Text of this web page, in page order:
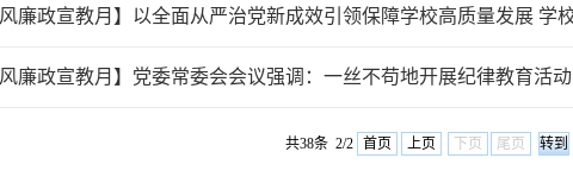
风廉政宣教月】党委常委会会议强调：一丝不苟地开展纪律教育活动
共38条 2/2 首页 上页 下页 尾页